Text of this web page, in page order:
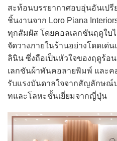
สะท้อนบรรยากาศอบอุ่นอันเปรี
ชิ้นงานจาก Loro Piana
ทุกสัมผัส โดยคอลเลกชันฤดูใบ
จัดวางภายในร้านอย่างโดดเด่
ลินิน ซึ่งถือเป็นหัวใจของฤดูร้อ
เลกชันผ้าพันคอลายพิมพ์ และ
รับแรงบันดาลใจจากสัญลักษณ์
ทและโลหะชั้นเยี่ยมจากญี่ปุ่น